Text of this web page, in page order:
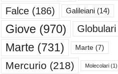
Falce(186) Galileiani(14)
Giove(970) Globulari
Marte (731) Marte(7)
Mercurio (218) Molecolari(1)